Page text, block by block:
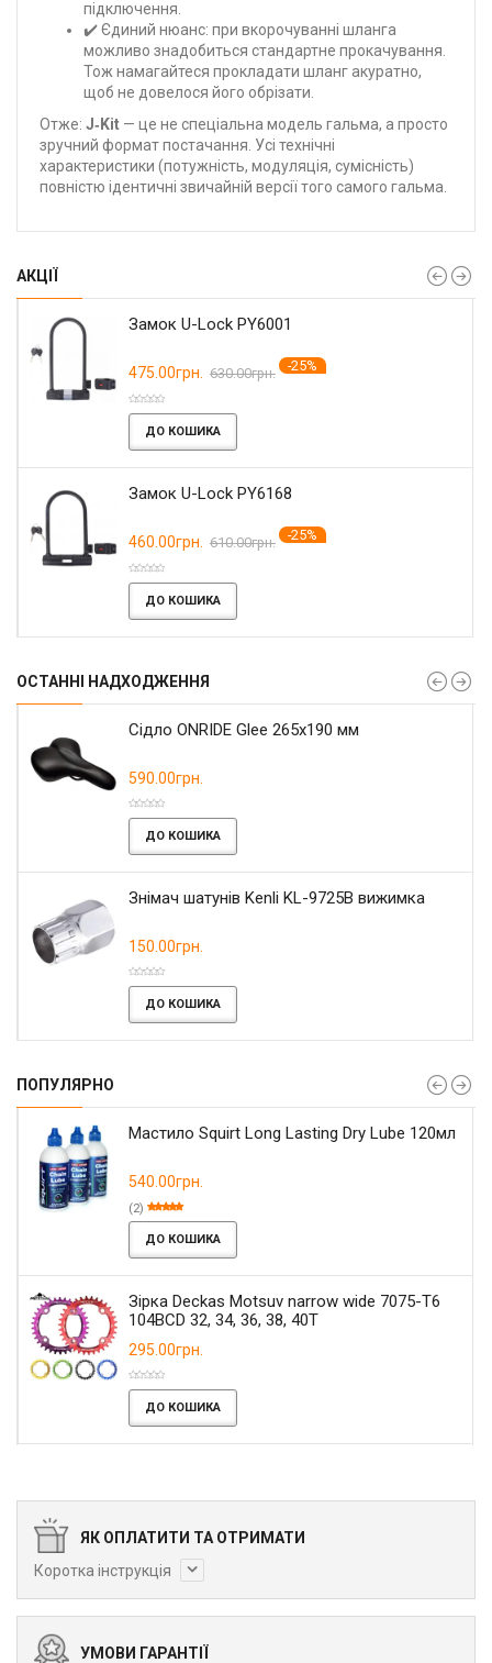
підключення.
✔️ Єдиний нюанс: при вкорочуванні шланга
можливо знадобиться стандартне прокачування.
Тож намагайтеся прокладати шланг акуратно,
щоб не довелося його обрізати.
Отже: J‑Kit — це не спеціальна модель гальма, а просто
зручний формат постачання. Усі технічні
характеристики (потужність, модуляція, сумісність)
повністю ідентичні звичайній версії того самого гальма.
АКЦІЇ
Замок U-Lock PY6001
475.00грн. 630.00грн. -25%
ДО КОШИКА
Замок U-Lock PY6168
460.00грн. 610.00грн. -25%
ДО КОШИКА
ОСТАННІ НАДХОДЖЕННЯ
Сідло ONRIDE Glee 265x190 мм
590.00грн.
ДО КОШИКА
Знімач шатунів Kenli KL-9725B вижимка
150.00грн.
ДО КОШИКА
ПОПУЛЯРНО
Мастило Squirt Long Lasting Dry Lube 120мл
540.00грн.
(2)
ДО КОШИКА
Зірка Deckas Motsuv narrow wide 7075-T6
104BCD 32, 34, 36, 38, 40T
295.00грн.
ДО КОШИКА
ЯК ОПЛАТИТИ ТА ОТРИМАТИ
Коротка інструкція
УМОВИ ГАРАНТІЇ